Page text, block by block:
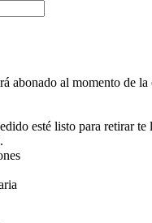
abonado al momento de la
esté listo para retirar te